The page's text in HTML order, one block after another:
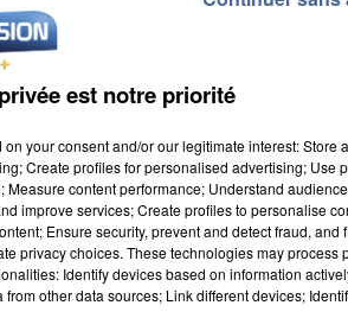
une carte pour savoir à
est notre priorité
your consent and/or our legitimate interest: Store
Create profiles for personalised advertising; Use
content performance; Understand
improve services; Create profiles to personalise
Ensure security, prevent and detect fraud, and
privacy choices. These technologies may process
Identify devices based on information
other data sources; Link different devices;